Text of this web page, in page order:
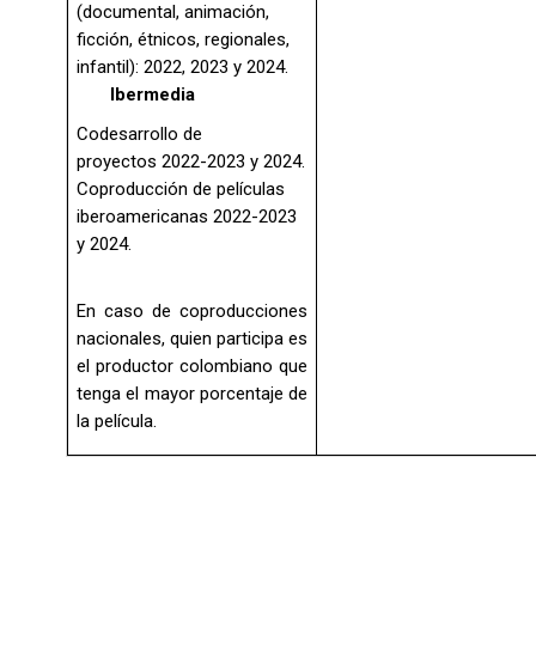
(documental, animación,
ficción, étnicos, regionales,
infantil): 2022, 2023 y 2024.
Ibermedia
Codesarrollo de
proyectos 2022-2023 y 2024.
Coproducción de películas
iberoamericanas 2022-2023
y 2024.
En caso de coproducciones
nacionales, quien participa es
el productor colombiano que
tenga el mayor porcentaje de
la película.